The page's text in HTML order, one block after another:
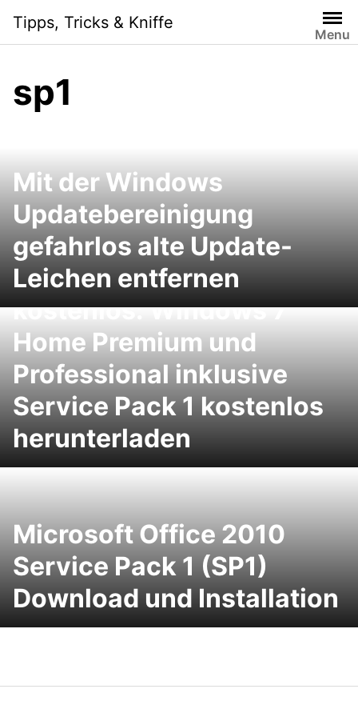
content
Tipps, Tricks & Kniffe
Menu
sp1
Mit der Windows
Updatebereinigung
gefahrlos alte Update-
Leichen entfernen
Windows 7 Download
kostenlos: Windows 7
Home Premium und
Professional inklusive
Service Pack 1 kostenlos
herunterladen
Microsoft Office 2010
Service Pack 1 (SP1)
Download und Installation